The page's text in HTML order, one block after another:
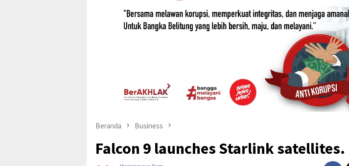
Beranda Business
Falcon 9 launches Starlink satellites.